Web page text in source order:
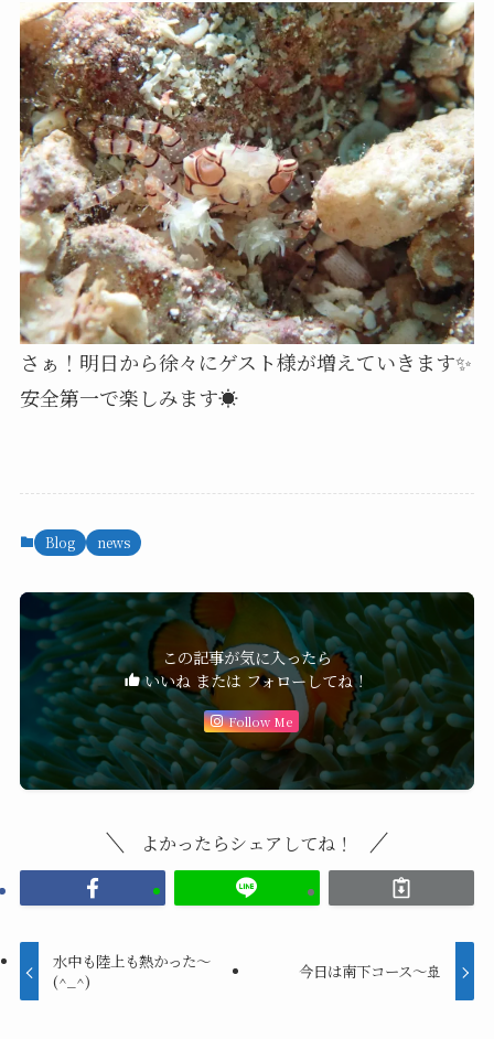
さぁ！明日から徐々にゲスト様が増えていきます✨
安全第一で楽しみます☀️
Blog news
この記事が気に入ったら
いいね または フォローしてね！
Follow Me
よかったらシェアしてね！
水中も陸上も熱かった〜
(^_^)
今日は南下コース～🚢